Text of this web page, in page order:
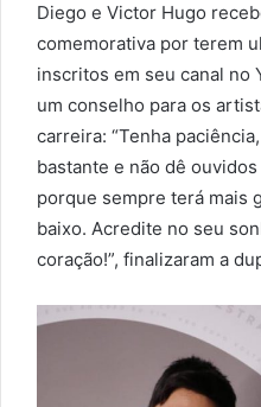
Diego e Victor Hugo
comemorativa por terem
inscritos em seu canal no
um conselho para os
carreira: “Tenha
bastante e não dê
porque sempre terá mais
baixo. Acredite no seu
coração!”, finalizaram a